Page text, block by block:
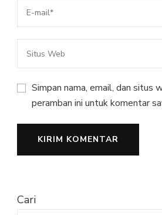
Simpan nama, email, dan situs
peramban ini untuk komentar
Cari